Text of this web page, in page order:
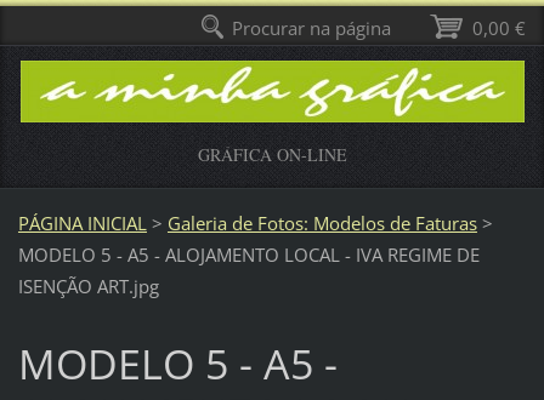
GRÁFICA ON-LINE
PÁGINA INICIAL > Galeria de Fotos: Modelos de Faturas >
MODELO 5 - A5 - ALOJAMENTO LOCAL - IVA REGIME DE
ISENÇÃO ART.jpg
MODELO 5 - A5 -
0,00 €
Procurar na página